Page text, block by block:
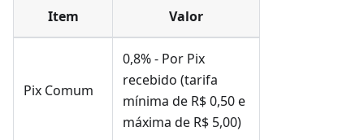
Item Valor
Pix Comum
0,8% - Por Pix
recebido (tarifa
mínima de R$ 0,50 e
máxima de R$ 5,00)